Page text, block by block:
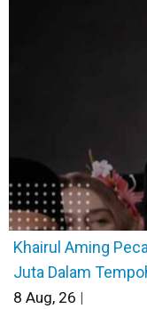
Khairul Aming
Juta Dalam
8 Aug, 26 |